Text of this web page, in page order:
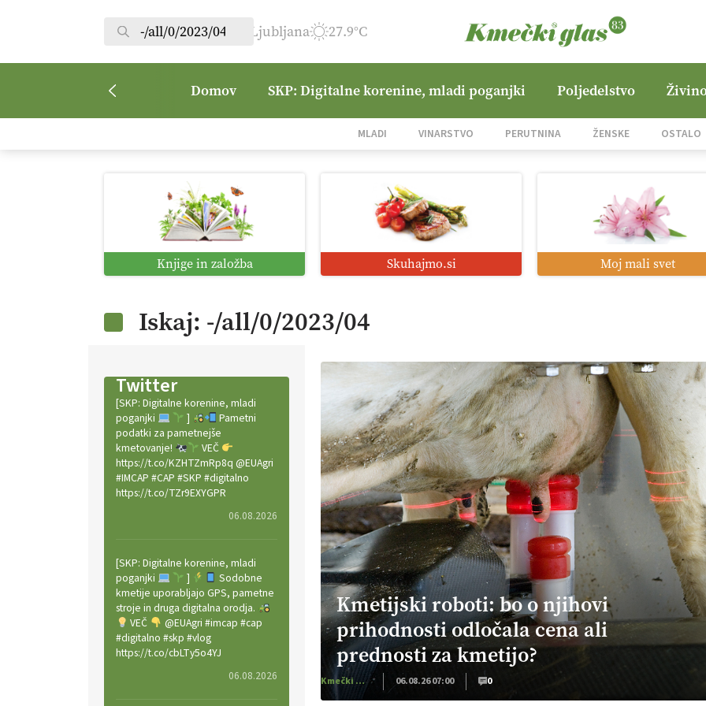
Ljubljana 27.9°C
Domov SKP: Digitalne korenine, mladi poganjki Poljedelstvo
MLADI VINARSTVO PERUTNINA ŽENSKE OSTALO
Knjige in založba Skuhajmo.si Moj mali svet
Iskaj: -/all/0/2023/04
Twitter
[SKP: Digitalne korenine, mladi
poganjki
]
Pametni
podatki za pametnejše
kmetovanje!
VEČ
https://t.co/KZHTZmRp8q @EUAgri
#IMCAP #CAP #SKP #digitalno
https://t.co/TZr9EXYGPR
06.08.2026
[SKP: Digitalne korenine, mladi
poganjki
]
Sodobne
kmetije uporabljajo GPS, pametne
stroje in druga digitalna orodja.
VEČ
@EUAgri #imcap #cap
#digitalno #skp #vlog
https://t.co/cbLTy5o4YJ
06.08.2026
Kmetijski roboti: bo o njihovi
prihodnosti odločala cena ali
prednosti za kmetijo?
Kmečki Glas 06.08.26 07:00 0